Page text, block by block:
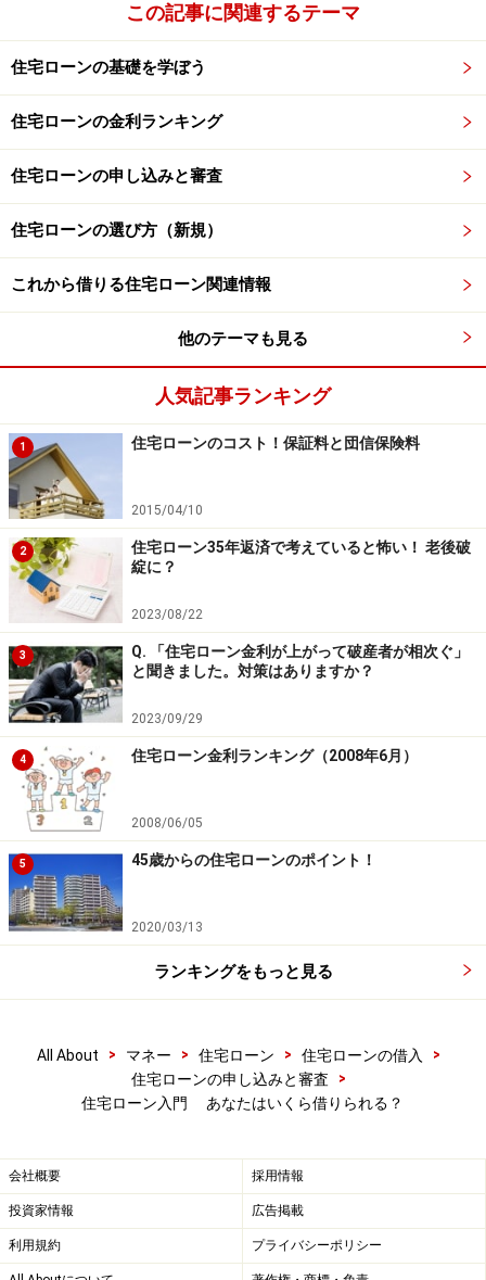
※記事内容は執筆時点のものです。最新の内容をご確認くださ
い。
本記事の内容は一般的な情報提供を目的としており、特定の金融
商品や投資行動を推奨するものではありません。
投資や資産運用に関する最終的なご判断はご自身の責任において
行ってください。
掲載情報の正確性・完全性については十分に配慮しております
が、その内容を保証するものではなく、これに基づく損失・損害
などについて当社は一切の責任を負いません。
1/ 2
この記事に関連するテーマ
住宅ローンの基礎を学ぼう
住宅ローンの金利ランキング
住宅ローンの申し込みと審査
住宅ローンの選び方（新規）
これから借りる住宅ローン関連情報
他のテーマも見る
人気記事ランキング
1 住宅ローンのコスト！保証料と団信保険料
2015/04/10
2
住宅ローン35年返済で考えていると怖い！ 老後破
綻に？
2023/08/22
3
Q. 「住宅ローン金利が上がって破産者が相次ぐ」
と聞きました。対策はありますか？
2023/09/29
4 住宅ローン金利ランキング（2008年6月）
2008/06/05
5 45歳からの住宅ローンのポイント！
2020/03/13
ランキングをもっと見る
All About > マネー > 住宅ローン > 住宅ローンの借入
>
住宅ローンの申し込みと審査
>
住宅ローン入門 あなたはいくら借りられる？
会社概要 採用情報
投資家情報 広告掲載
利用規約 プライバシーポリシー